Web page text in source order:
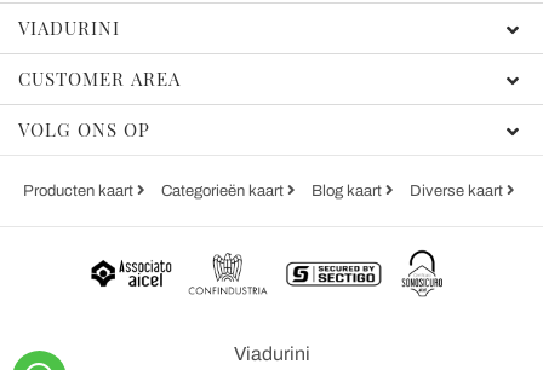
VIADURINI
CUSTOMER AREA
VOLG ONS OP
Producten kaart Categorieën kaart Blog kaart Diverse kaart
Viadurini